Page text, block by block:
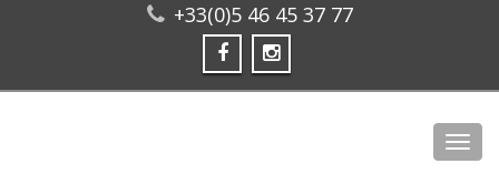
+33(0)5 46 45 37 77